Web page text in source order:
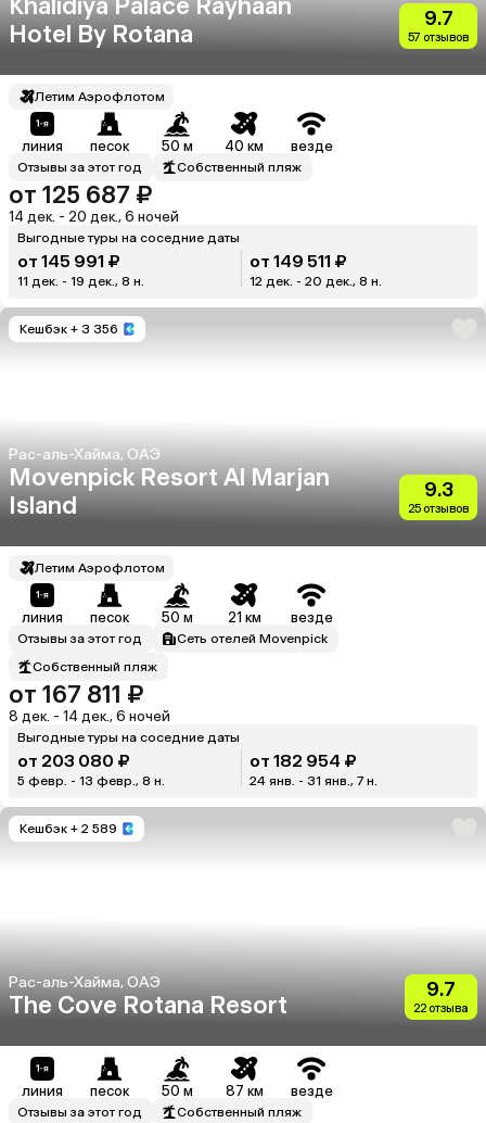
Khalidiya Palace Rayhaan
Hotel By Rotana
9.7
57 отзывов
Летим Аэрофлотом
линия песок 50 м 40 км везде
Отзывы за этот год Собственный пляж
от 125 687 ₽
14 дек. - 20 дек., 6 ночей
Выгодные туры на соседние даты
от 145 991 ₽
11 дек. - 19 дек., 8 н.
от 149 511 ₽
12 дек. - 20 дек., 8 н.
Кешбэк + 3 356
Рас-аль-Хайма, ОАЭ
Movenpick Resort Al Marjan
Island
9.3
25 отзывов
Летим Аэрофлотом
линия песок 50 м 21 км везде
Отзывы за этот год
Сеть отелей Movenpick
Собственный пляж
от 167 811 ₽
8 дек. - 14 дек., 6 ночей
Выгодные туры на соседние даты
от 203 080 ₽
5 февр. - 13 февр., 8 н.
от 182 954 ₽
24 янв. - 31 янв., 7 н.
Кешбэк + 2 589
Рас-аль-Хайма, ОАЭ
The Cove Rotana Resort
9.7
22 отзыва
линия песок 50 м 87 км везде
Отзывы за этот год Собственный пляж